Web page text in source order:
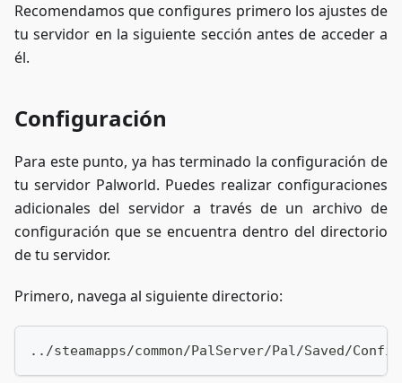
Recomendamos que configures primero los ajustes de
tu servidor en la siguiente sección antes de acceder a
él.
Configuración
Para este punto, ya has terminado la configuración de
tu servidor Palworld. Puedes realizar configuraciones
adicionales del servidor a través de un archivo de
configuración que se encuentra dentro del directorio
de tu servidor.
Primero, navega al siguiente directorio:
../steamapps/common/PalServer/Pal/Saved/